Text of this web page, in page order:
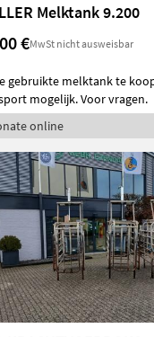
Melktank 9.200
€MwSt nicht ausweisbar
gebruikte melktank te
mogelijk. Voor vragen.
online